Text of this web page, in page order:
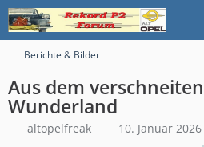
Berichte & Bilder
Aus dem
Wunderland
altopelfreak 10. Januar